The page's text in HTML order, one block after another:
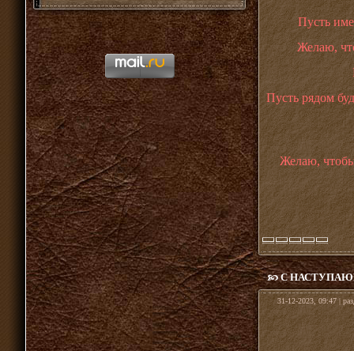
Пусть
Желаю,
Пусть рядом
Желаю, чтобы
С
31-12-2023, 09:47 |